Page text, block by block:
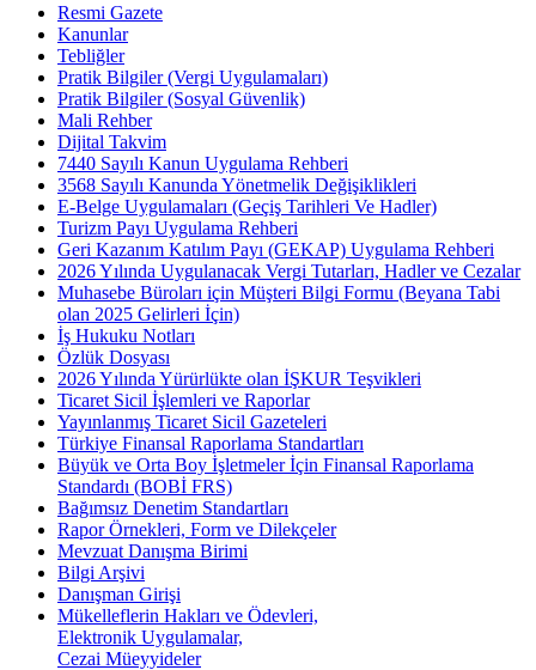
Resmi Gazete
Kanunlar
Tebliğler
Pratik Bilgiler (Vergi Uygulamaları)
Pratik Bilgiler (Sosyal Güvenlik)
Mali Rehber
Dijital Takvim
7440 Sayılı Kanun Uygulama Rehberi
3568 Sayılı Kanunda Yönetmelik Değişiklikleri
E-Belge Uygulamaları (Geçiş Tarihleri Ve Hadler)
Turizm Payı Uygulama Rehberi
Geri Kazanım Katılım Payı (GEKAP) Uygulama Rehberi
2026 Yılında Uygulanacak Vergi Tutarları, Hadler ve Cezalar
Muhasebe Büroları için Müşteri Bilgi Formu (Beyana Tabi
olan 2025 Gelirleri İçin)
İş Hukuku Notları
Özlük Dosyası
2026 Yılında Yürürlükte olan İŞKUR Teşvikleri
Ticaret Sicil İşlemleri ve Raporlar
Yayınlanmış Ticaret Sicil Gazeteleri
Türkiye Finansal Raporlama Standartları
Büyük ve Orta Boy İşletmeler İçin Finansal Raporlama
Standardı (BOBİ FRS)
Bağımsız Denetim Standartları
Rapor Örnekleri, Form ve Dilekçeler
Mevzuat Danışma Birimi
Bilgi Arşivi
Danışman Girişi
Mükelleflerin Hakları ve Ödevleri,
Elektronik Uygulamalar,
Cezai Müeyyideler